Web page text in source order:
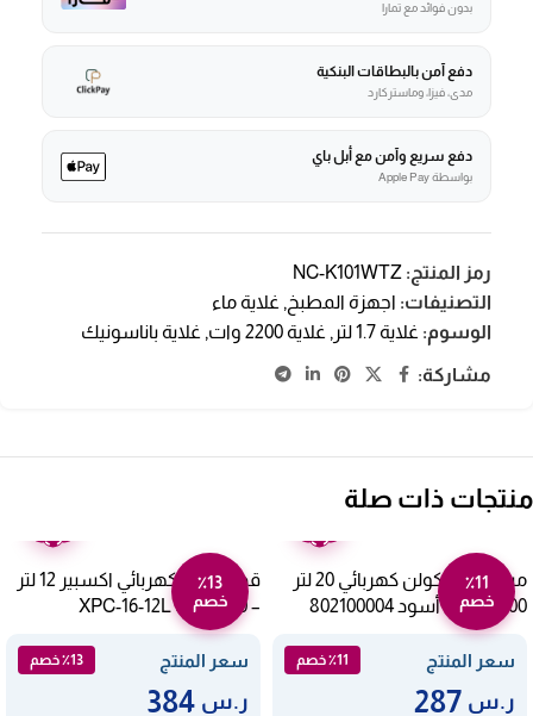
بدون فوائد مع تمارا
دفع آمن بالبطاقات البنكية
مدى، فيزا، وماستركارد
دفع سريع وآمن مع أبل باي
بواسطة Apple Pay
رمز المنتج: NC-K101WTZ
التصنيفات: اجهزة المطبخ , غلاية ماء
الوسوم: غلاية 1.7 لتر , غلاية 2200 وات , غلاية باناسونيك
مشاركة:
منتجات ذات صلة
٪11
خصم
ميكروويف كولن كهربائي 20 لتر
1100 وات – أسود 802100004
سعر المنتج ٪11 خصم
ر.س
٪13
خصم
قدر ضغط كهربائي اكسبير 12 لتر
– 1600 وات XPC-16-12L
سعر المنتج ٪13 خصم
ر.س